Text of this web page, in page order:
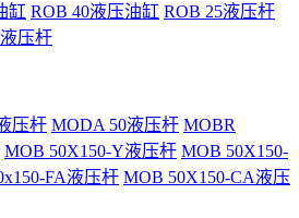
缸 ROB 40液压油缸 ROB 25液压杆
压杆
压杆 MODA 50液压杆 MOBR
MOB 50X150-Y液压杆 MOB 50X150-
FA液压杆 MOB 50X150-CA液压